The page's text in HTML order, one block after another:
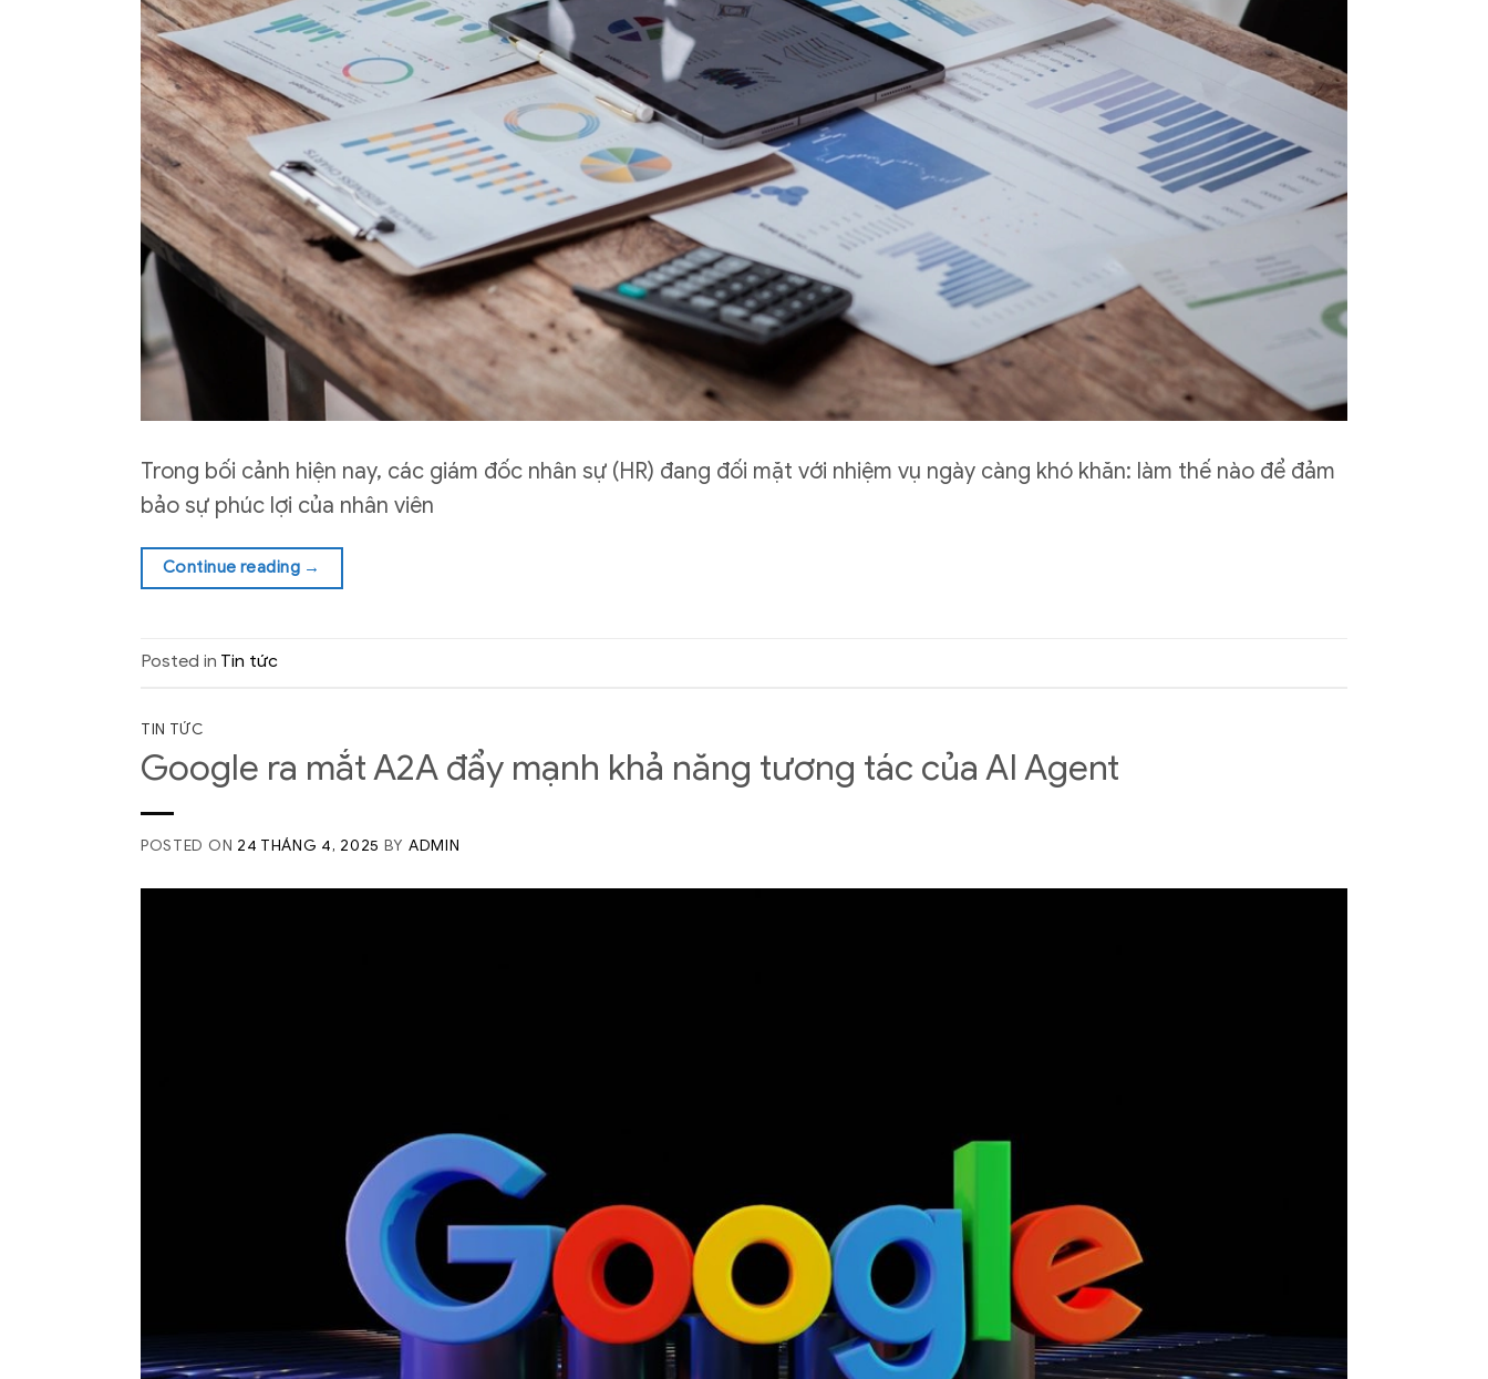
Trong bối cảnh hiện nay, các giám đốc nhân sự (HR) đang đối mặt với nhiệm vụ ngày càng khó khăn: làm thế nào để đảm
bảo sự phúc lợi của nhân viên
Continue reading →
Posted in Tin tức
TIN TỨC
Google ra mắt A2A đẩy mạnh khả năng tương tác của AI Agent
POSTED ON 24 THÁNG 4, 2025 BY ADMIN